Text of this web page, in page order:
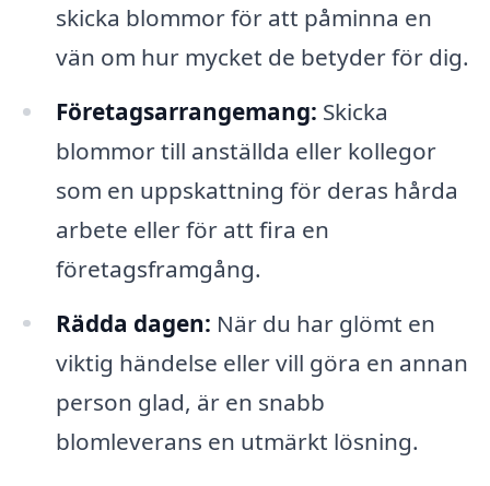
skicka blommor för att påminna en
vän om hur mycket de betyder för dig.
Företagsarrangemang: Skicka
blommor till anställda eller kollegor
som en uppskattning för deras hårda
arbete eller för att fira en
företagsframgång.
Rädda dagen: När du har glömt en
viktig händelse eller vill göra en annan
person glad, är en snabb
blomleverans en utmärkt lösning.